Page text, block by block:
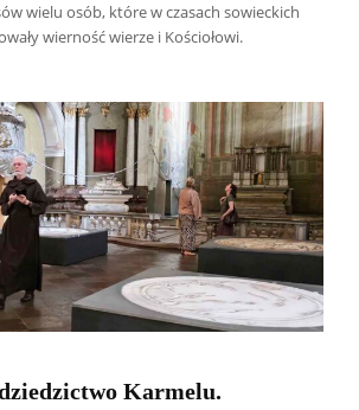
wielu osób, które w czasach sowieckich
wierność wierze i Kościołowi.
Karmelu.